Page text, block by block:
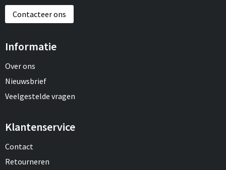
Contacteer ons
Informatie
Over ons
Nieuwsbrief
Veelgestelde vragen
Klantenservice
Contact
Retourneren